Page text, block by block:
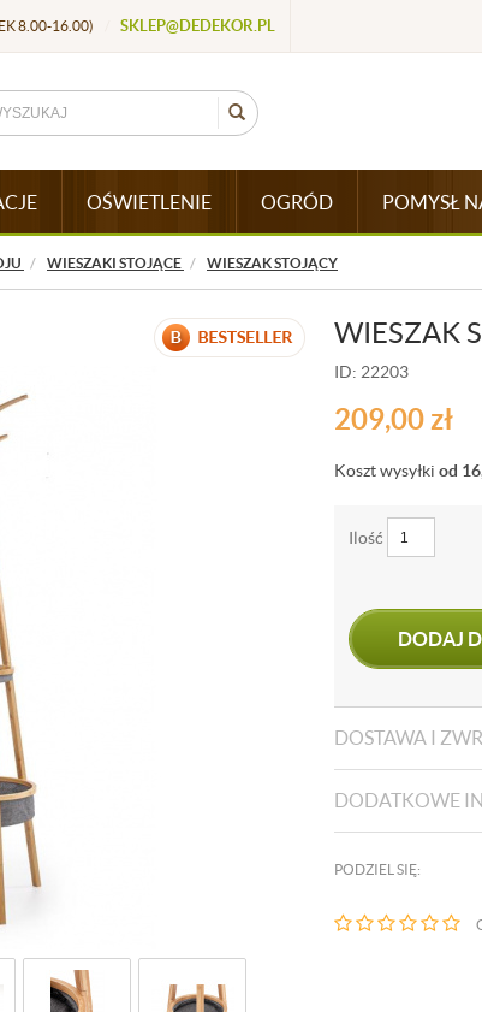
8.00-16.00) SKLEP@DEDEKOR.PL
OŚWIETLENIE OGRÓD POMYSŁ
WIESZAKI STOJĄCE WIESZAK STOJĄCY
WIESZAK
ID: 22203
209,00zł
Koszt wysyłki od
Ilość
DODAJ
DOSTAWA I
DODATKOWE
PODZIEL SIĘ: